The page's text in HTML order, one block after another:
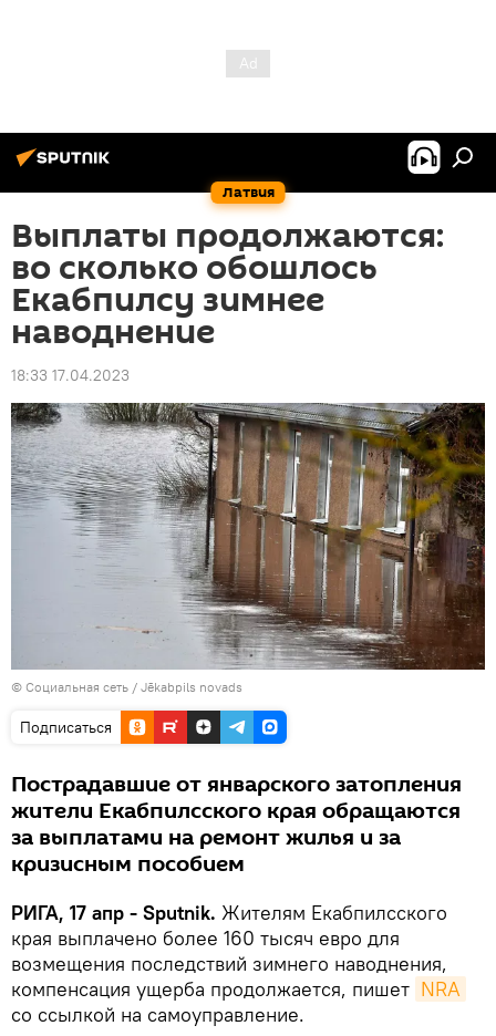
Латвия
Выплаты продолжаются:
во сколько обошлось
Екабпилсу зимнее
наводнение
18:33 17.04.2023
© Социальная сеть / Jēkabpils novads
Подписаться
Пострадавшие от январского затопления
жители Екабпилсского края обращаются
за выплатами на ремонт жилья и за
кризисным пособием
РИГА, 17 апр - Sputnik. Жителям Екабпилсского
края выплачено более 160 тысяч евро для
возмещения последствий зимнего наводнения,
компенсация ущерба продолжается, пишет NRA
со ссылкой на самоуправление.